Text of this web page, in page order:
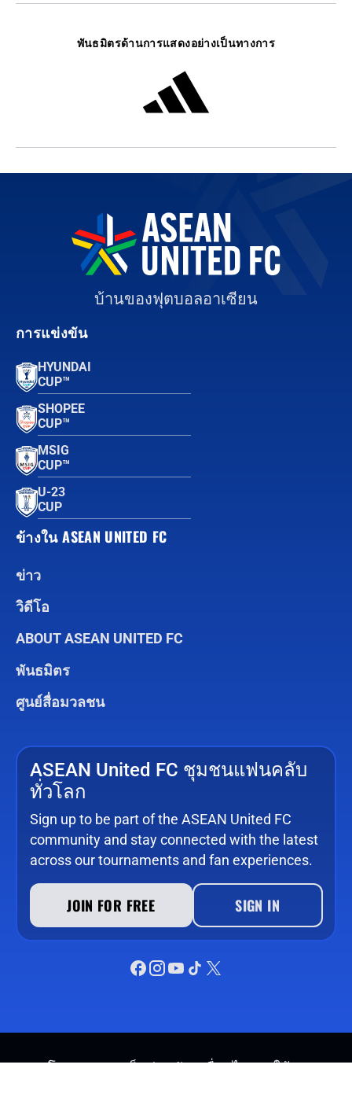
พันธมิตรด้านการแสดงอย่างเป็นทางการ
บ้านของฟุตบอลอาเซียน
การแข่งขัน
HYUNDAI
CUP™
SHOPEE
CUP™
MSIG
CUP™
U-23
CUP
ข้างใน ASEAN UNITED FC
ข่าว
วิดีโอ
ABOUT ASEAN UNITED FC
พันธมิตร
ศูนย์สื่อมวลชน
ASEAN United FC ชุมชนแฟนคลับ
ทั่วโลก
Sign up to be part of the ASEAN United FC
community and stay connected with the latest
across our tournaments and fan experiences.
JOIN FOR FREE SIGN IN
นโยบายความเป็นส่วนตัว เงื่อนไขการใช้งาน